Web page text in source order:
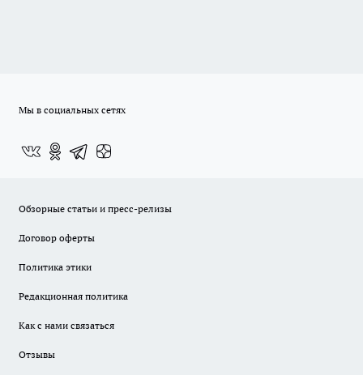
Мы в социальных сетях
Обзорные статьи и пресс-релизы
Договор оферты
Политика этики
Редакционная политика
Как с нами связаться
Отзывы